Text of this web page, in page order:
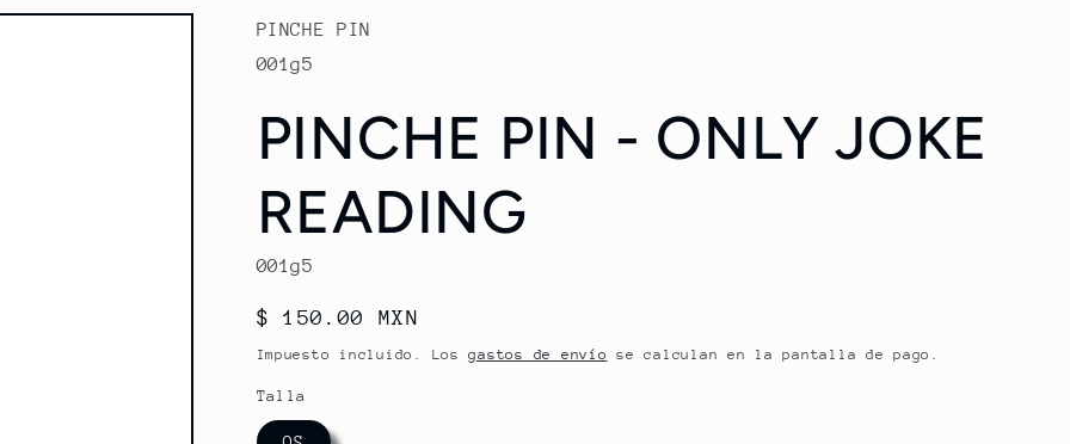
PINCHE PIN
001g5
PINCHE PIN - ONLY JOKE
READING
001g5
Precio
habitual
$ 150.00 MXN
Impuesto incluido. Losgastos de envío se calculan en la pantalla de pago.
Talla